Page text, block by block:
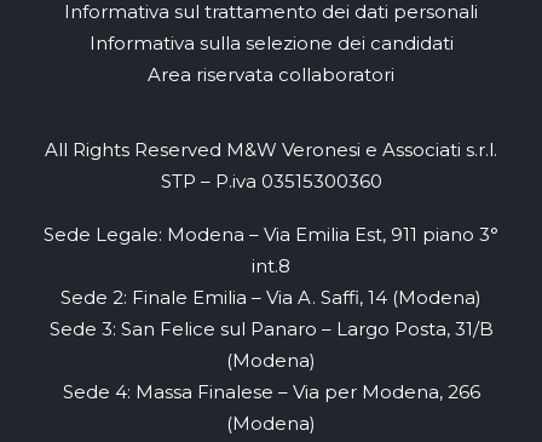
Informativa sul trattamento dei dati personali
Informativa sulla selezione dei candidati
Area riservata collaboratori
All Rights Reserved M&W Veronesi e Associati s.r.l.
STP – P.iva 03515300360
Sede Legale: Modena – Via Emilia Est, 911 piano 3°
int.8
Sede 2: Finale Emilia – Via A. Saffi, 14 (Modena)
Sede 3: San Felice sul Panaro – Largo Posta, 31/B
(Modena)
Sede 4: Massa Finalese – Via per Modena, 266
(Modena)